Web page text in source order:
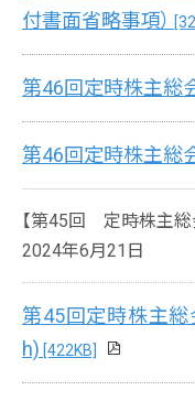
付書面省略事項）
第46回定時株主総
第46回定時株主総
【第45回 定時株主総
2024年6月21日
第45回定時株主総
h) [422KB]